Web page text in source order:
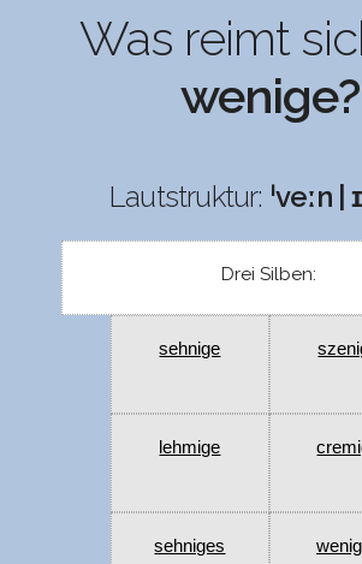
Was reimt
wenige?
Lautstruktur: ˈveːn |
Drei Silben:
sehnige
lehmige
sehniges